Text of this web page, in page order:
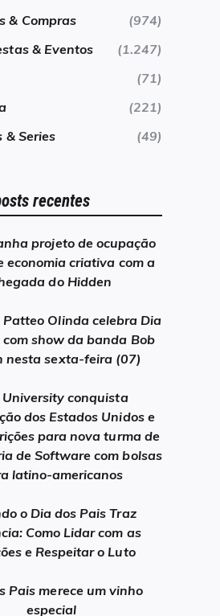
& Compras
(974)
& Eventos
(1.247)
(71)
(221)
& Series
(49)
recentes
projeto de ocupação
economia criativa com a
do Hidden
Olinda celebra Dia
com show da banda Bob
nesta sexta-feira (07)
University conquista
dos Estados Unidos e
para nova turma de
de Software com bolsas
latino-americanos
o Dia dos Pais Traz
Como Lidar com as
e Respeitar o Luto
Pais merece um vinho
especial